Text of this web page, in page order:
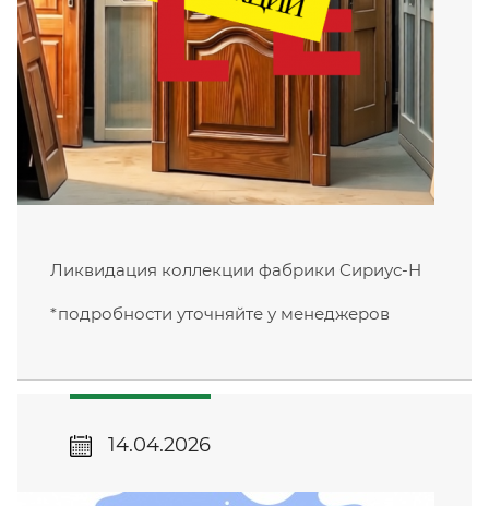
Ликвидация коллекции фабрики Сириус-Н
*подробности уточняйте у менеджеров
14.04.2026